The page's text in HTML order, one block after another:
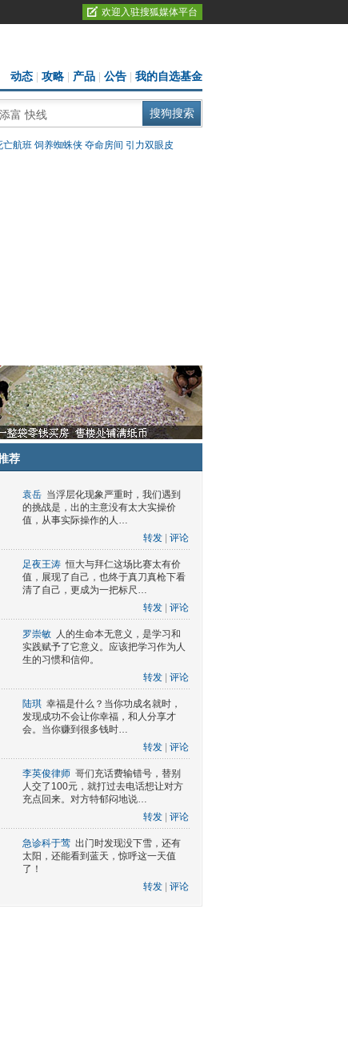
欢迎入驻搜狐媒体平台
动态 攻略 产品 公告 我的自选基金
亡航班 饲养蜘蛛侠 夺命房间 引力双眼皮
荐
袁岳 当浮层化现象严重时，我们遇到
的挑战是，出的主意没有太大实操价
值，从事实际操作的人…
转发
评论
足夜王涛 恒大与拜仁这场比赛太有价
值，展现了自己，也终于真刀真枪下看
清了自己，更成为一把标尺…
转发
评论
罗崇敏 人的生命本无意义，是学习和
实践赋予了它意义。应该把学习作为人
生的习惯和信仰。
转发
评论
陆琪 幸福是什么？当你功成名就时，
发现成功不会让你幸福，和人分享才
会。当你赚到很多钱时…
转发
评论
李英俊律师 哥们充话费输错号，替别
人交了100元，就打过去电话想让对方
充点回来。对方特郁闷地说…
转发
评论
急诊科于莺 出门时发现没下雪，还有
太阳，还能看到蓝天，惊呼这一天值
了！
转发
评论